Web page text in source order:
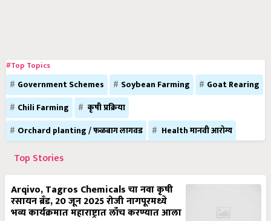
#Top Topics
Government Schemes Soybean Farming
Goat Rearing
Chili Farming
कृषी प्रक्रिया
Orchard planting / फळबाग लागवड
Health मानवी आरोग्य
Top Stories
Arqivo, Tagros Chemicals चा नवा कृषी
रसायन ब्रँड, 20 जून 2025 रोजी नागपूरमध्ये
भव्य कार्यक्रमात महाराष्ट्रात लाँच करण्यात आला